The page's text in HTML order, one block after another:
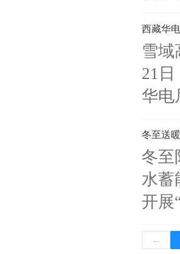
西藏华
雪域
21
华电
冬至送
冬至
水蓄
开展
←